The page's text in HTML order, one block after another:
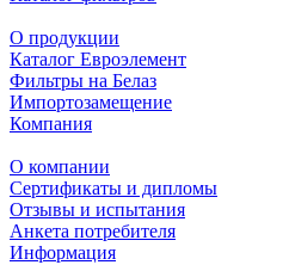
О продукции
Каталог Евроэлемент
Фильтры на Белаз
Импортозамещение
Компания
О компании
Сертификаты и дипломы
Отзывы и испытания
Анкета потребителя
Информация